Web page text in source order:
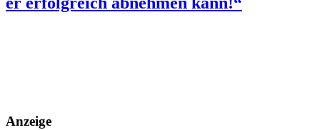
Anzeige